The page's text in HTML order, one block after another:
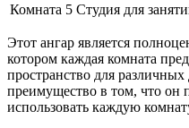
Комната 5 Студия для
Этот ангар является
котором каждая комната
пространство для различных
преимущество в том, что он
использовать каждую